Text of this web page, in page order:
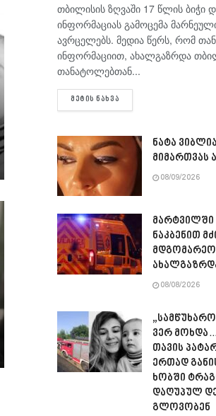
თბილისის ზღვაში 17 წლის ბიჭი
ინფორმაციას გამოცემა
ავრცელებს. მედია წერს, რომ
ინფორმაციით, ახალგაზრდა
თანატოლებთან...
ᲛᲔᲢᲘᲡ ᲜᲐᲮᲕᲐ
ნატა
მიმართვას
08/09/2026
მარტვილში
ნაკბენით
08/08/2026
ვერ
თავის
ერთად
ხობში
დაღუპულ
გლოვობენ